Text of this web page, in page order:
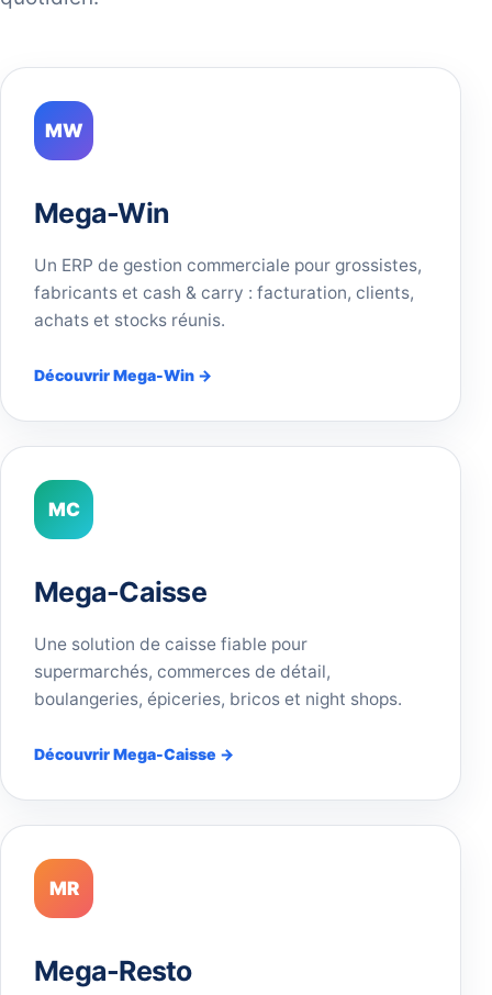
MW
Mega-Win
Un ERP de gestion commerciale pour grossistes,
fabricants et cash & carry : facturation, clients,
achats et stocks réunis.
Découvrir Mega-Win →
MC
Mega-Caisse
Une solution de caisse fiable pour
supermarchés, commerces de détail,
boulangeries, épiceries, bricos et night shops.
Découvrir Mega-Caisse →
MR
Mega-Resto